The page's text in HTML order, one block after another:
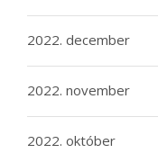
2022. december
2022. november
2022. október